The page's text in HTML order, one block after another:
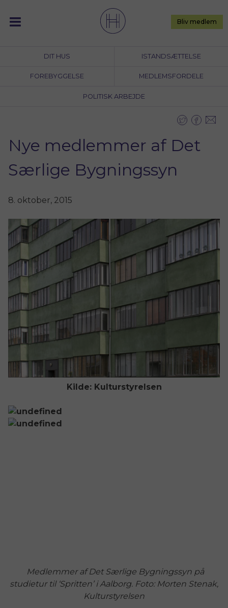
content
DIT HUS ISTANDSÆTTELSE
FOREBYGGELSE MEDLEMSFORDELE
POLITISK ARBEJDE
Bliv medlem
Nye medlemmer af Det
Særlige Bygningssyn
8. oktober, 2015
Kilde: Kulturstyrelsen
Medlemmer af Det Særlige Bygningssyn på
studietur til ‘Spritten’ i Aalborg. Foto: Morten Stenak,
Kulturstyrelsen